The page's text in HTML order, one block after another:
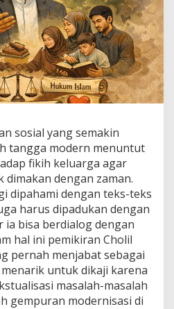
sosial yang semakin
tangga modern menuntut
fikih keluarga agar
dengan zaman.
dipahami dengan teks-teks
harus dipadukan dengan
ia bisa berdialog dengan
hal ini pemikiran Cholil
pernah menjabat sebagai
untuk dikaji karena
masalah-masalah
gempuran modernisasi di